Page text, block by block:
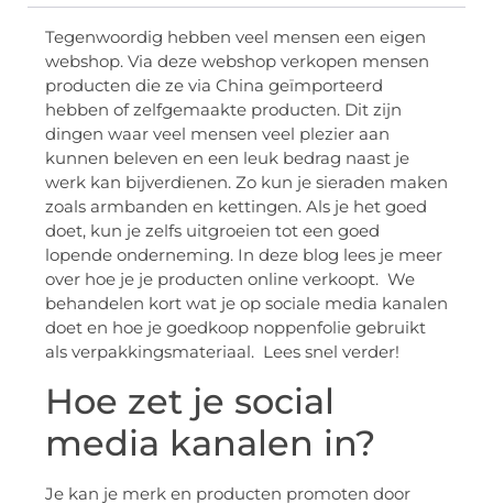
Tegenwoordig hebben veel mensen een eigen
webshop. Via deze webshop verkopen mensen
producten die ze via China geïmporteerd
hebben of zelfgemaakte producten. Dit zijn
dingen waar veel mensen veel plezier aan
kunnen beleven en een leuk bedrag naast je
werk kan bijverdienen. Zo kun je sieraden maken
zoals armbanden en kettingen. Als je het goed
doet, kun je zelfs uitgroeien tot een goed
lopende onderneming. In deze blog lees je meer
over hoe je je producten online verkoopt. We
behandelen kort wat je op sociale media kanalen
doet en hoe je goedkoop noppenfolie gebruikt
als verpakkingsmateriaal. Lees snel verder!
Hoe zet je social
media kanalen in?
Je kan je merk en producten promoten door